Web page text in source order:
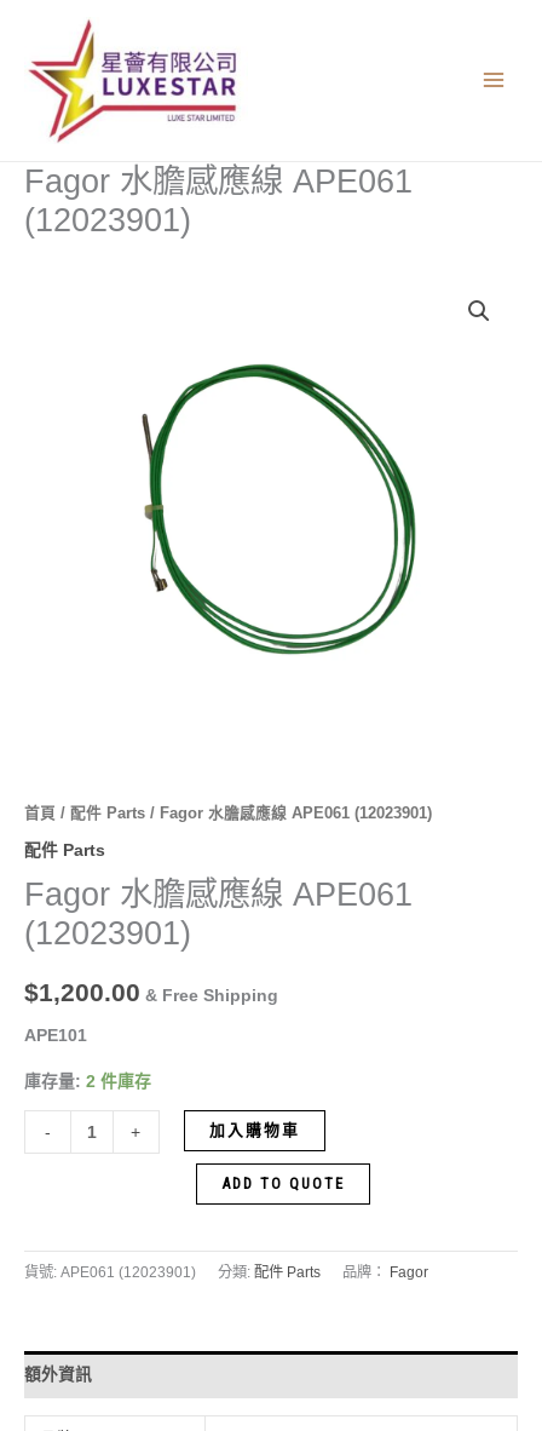
Fagor 水膽感應線 APE061
(12023901)
首頁 / 配件 Parts / Fagor 水膽感應線 APE061 (12023901)
配件 Parts
Fagor 水膽感應線 APE061
(12023901)
$1,200.00 & Free Shipping
APE101
庫存量: 2 件庫存
- + 加入購物車
ADD TO QUOTE
貨號: APE061 (12023901) 分類: 配件 Parts 品牌： Fagor
額外資訊